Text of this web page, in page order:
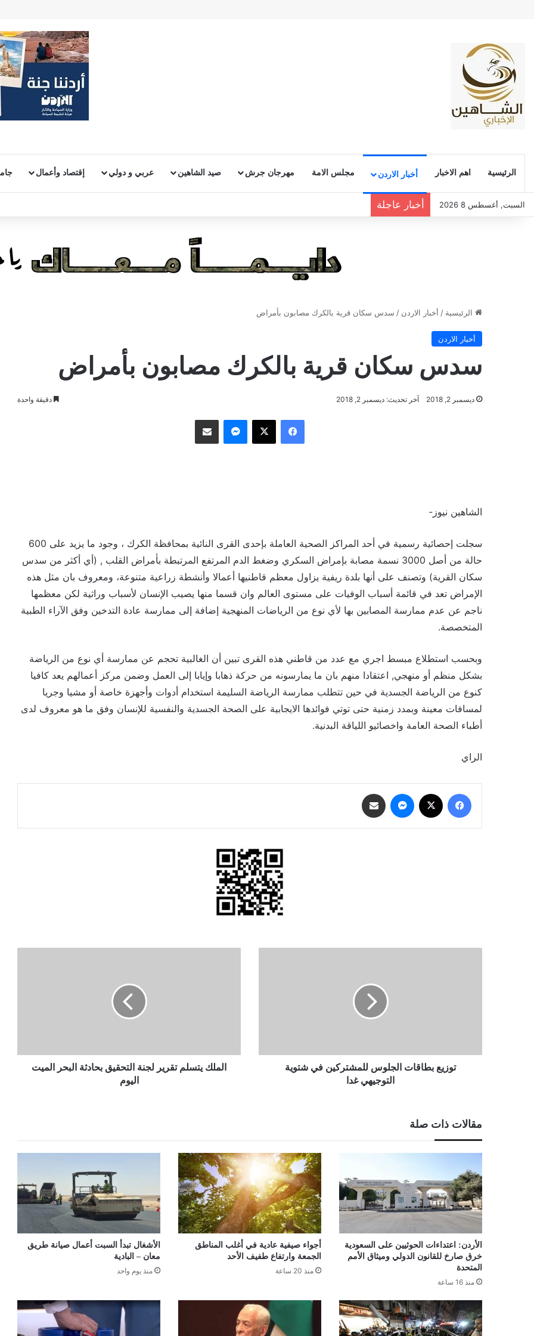
الرئيسية اهم الاخبار أخبار الاردن مجلس الامة مهرجان جرش صيد الشاهين عربي و دولي إقتصاد وأعمال
السبت, أغسطس 8 2026 أخبار عاجلة
الرئيسية / أخبار الاردن / سدس سكان قرية بالكرك مصابون بأمراض
أخبار الاردن
سدس سكان قرية بالكرك مصابون بأمراض
ديسمبر 2, 2018 آخر تحديث: ديسمبر 2, 2018 دقيقة واحدة
فيسبوك ‫X ماسنجر مشاركة عبر البريد
الشاهين نيوز-
سجلت إحصائية رسمية في أحد المراكز الصحية العاملة بإحدى القرى النائية بمحافظة الكرك ، وجود ما يزيد على 600
حالة من أصل 3000 نسمة مصابة بإمراض السكري وضغط الدم المرتفع المرتبطة بأمراض القلب , (أي أكثر من سدس
سكان القرية) وتصنف على أنها بلدة ريفية يزاول معظم قاطنيها أعمالا وأنشطة زراعية متنوعة، ومعروف بان مثل هذه
الإمراض تعد في قائمة أسباب الوفيات على مستوى العالم وان قسما منها يصيب الإنسان لأسباب وراثية لكن معظمها
ناجم عن عدم ممارسة المصابين بها لأي نوع من الرياضات المنهجية إضافة إلى ممارسة عادة التدخين وفق الآراء الطبية
المتخصصة.
وبحسب استطلاع مبسط اجري مع عدد من قاطني هذه القرى تبين أن الغالبية تحجم عن ممارسة أي نوع من الرياضة
بشكل منظم أو منهجي, اعتقادا منهم بان ما يمارسونه من حركة ذهابا وإيابا إلى العمل وضمن مركز أعمالهم يعد كافيا
كنوع من الرياضة الجسدية في حين تتطلب ممارسة الرياضة السليمة استخدام أدوات وأجهزة خاصة أو مشيا وجريا
لمسافات معينة وبمدد زمنية حتى توتي فوائدها الايجابية على الصحة الجسدية والنفسية للإنسان وفق ما هو معروف لدى
أطباء الصحة العامة واخصائيو اللياقة البدنية.
الراي
فيسبوك ماسنجر
توزيع بطاقات الجلوس للمشتركين في شتوية
التوجيهي غدا
اليوم
الملك يتسلم تقرير لجنة التحقيق بحادثة البحر الميت
اليوم
مقالات ذات صلة
الأردن: اعتداءات الحوثيين على السعودية
خرق صارخ للقانون الدولي وميثاق الأمم
المتحدة
منذ 16 ساعة
أجواء صيفية عادية في أغلب المناطق
الجمعة وارتفاع طفيف الأحد
منذ 20 ساعة
الأشغال تبدأ السبت أعمال صيانة طريق
معان – البادية
منذ يوم واحد